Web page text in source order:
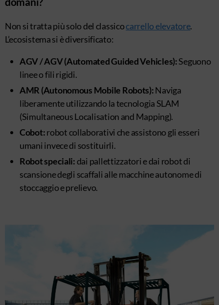
Non si tratta più solo del classicocarrello elevatore.
L’ecosistema si è diversificato:
AGV / AGV (Automated Guided Vehicles):Seguono
linee o fili rigidi.
AMR (Autonomous Mobile Robots):Naviga
liberamente utilizzando la tecnologia SLAM
(Simultaneous Localisation and Mapping).
Cobot:robot collaborativi che assistono gli esseri
umani invece di sostituirli.
Robot speciali:dai pallettizzatori e dai robot di
scansione degli scaffali alle macchine autonome di
stoccaggio e prelievo.